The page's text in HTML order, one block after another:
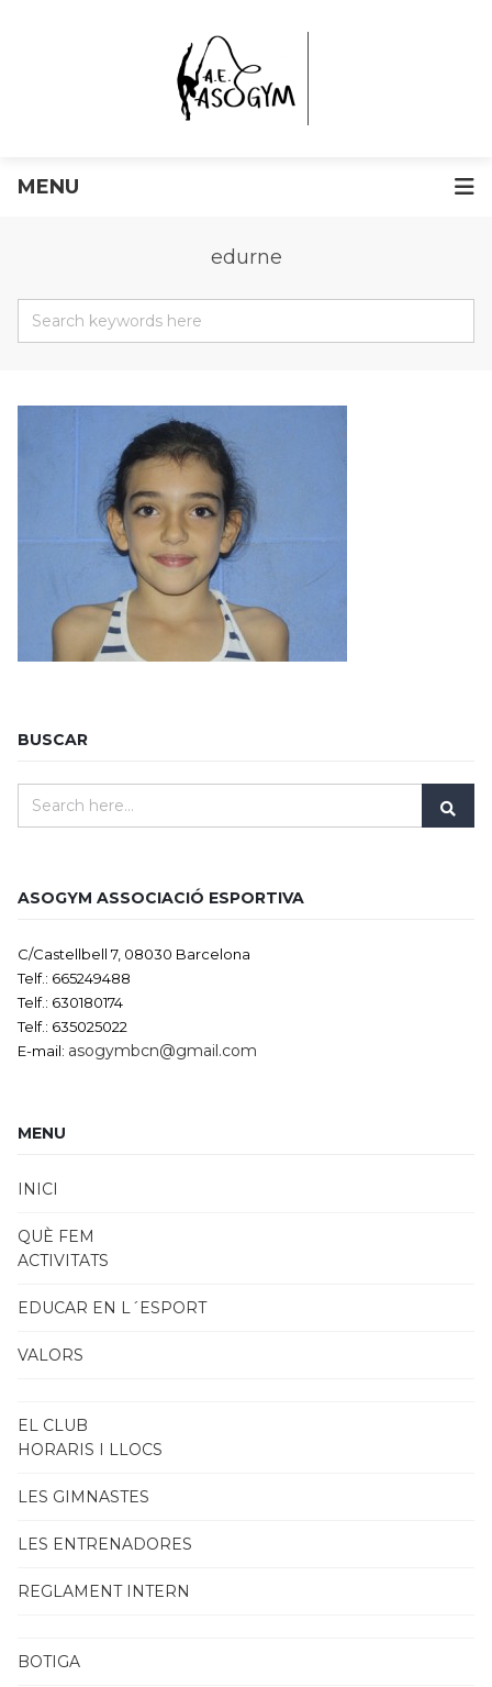
MENU
edurne
BUSCAR
ASOGYM ASSOCIACIÓ ESPORTIVA
C/Castellbell 7, 08030 Barcelona
Telf.: 665249488
Telf.: 630180174
Telf.: 635025022
E-mail: asogymbcn@gmail.com
MENU
INICI
QUÈ FEM
ACTIVITATS
EDUCAR EN L´ESPORT
VALORS
EL CLUB
HORARIS I LLOCS
LES GIMNASTES
LES ENTRENADORES
REGLAMENT INTERN
BOTIGA